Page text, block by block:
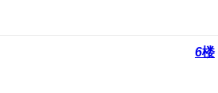
6楼